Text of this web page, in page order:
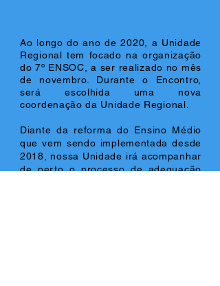
Ao longo do ano de 2020, a Unidade
Regional tem focado na organização
do 7º ENSOC, a ser realizado no mês
de novembro. Durante o Encontro,
será escolhida uma nova
coordenação da Unidade Regional.
Diante da reforma do Ensino Médio
que vem sendo implementada desde
2018, nossa Unidade irá acompanhar
de perto o processo de adequação